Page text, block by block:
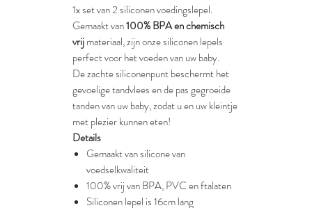
1x set van 2 siliconen voedingslepel.
Gemaakt van100% BPA en chemisch
vrijmateriaal, zijn onze siliconen lepels
perfect voor het voeden van uw baby.
De zachte siliconenpunt beschermt het
gevoelige tandvlees en de pas gegroeide
tanden van uw baby, zodat u en uw kleintje
met plezier kunnen eten!
Details
Gemaakt van silicone van
voedselkwaliteit
100% vrij van BPA, PVC en ftalaten
Siliconen lepel is 16cm lang